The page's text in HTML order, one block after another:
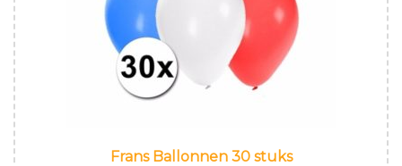
Frans Ballonnen 30 stuks